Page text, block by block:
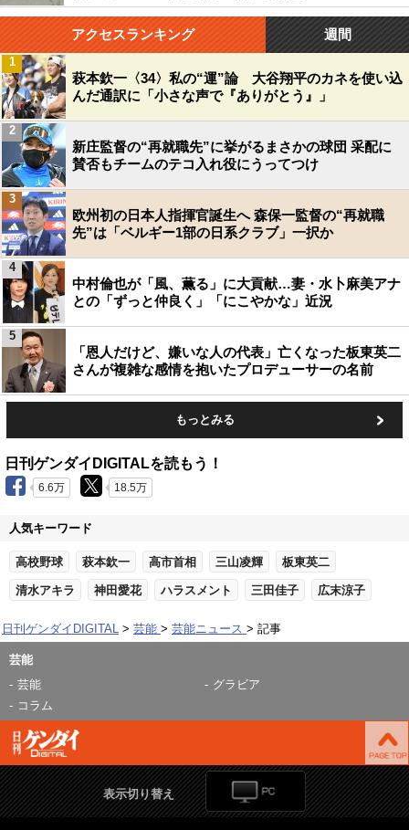
アクセスランキング 週間
萩本欽一〈34〉私の“運”論 大谷翔平のカネを使い込
んだ通訳に「小さな声で『ありがとう』」
1
新庄監督の“再就職先”に挙がるまさかの球団 采配に
賛否もチームのテコ入れ役にうってつけ
2
欧州初の日本人指揮官誕生へ 森保一監督の“再就職
先”は「ベルギー1部の日系クラブ」一択か
3
中村倫也が「風、薫る」に大貢献…妻・水卜麻美アナ
との「ずっと仲良く」「にこやかな」近況
4
「恩人だけど、嫌いな人の代表」亡くなった板東英二
さんが複雑な感情を抱いたプロデューサーの名前
5
もっとみる
日刊ゲンダイDIGITALを読もう！
6.6万 18.5万
人気キーワード
高校野球 萩本欽一 高市首相 三山凌輝 板東英二
清水アキラ 神田愛花 ハラスメント 三田佳子 広末涼子
日刊ゲンダイDIGITAL 芸能 芸能ニュース 記事
芸能
芸能
グラビア
コラム
表示切り替え